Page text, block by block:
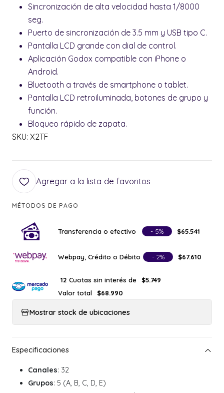
Sincronización de alta velocidad hasta 1/8000
seg.
Puerto de sincronización de 3.5 mm y USB tipo C.
Pantalla LCD grande con dial de control.
Aplicación Godox compatible con iPhone o
Android.
Bluetooth a través de smartphone o tablet.
Pantalla LCD retroiluminada, botones de grupo y
función.
Bloqueo rápido de zapata.
SKU: X2TF
Agregar a la lista de favoritos
MÉTODOS DE PAGO
Transferencia o efectivo - 5% $65.541
Webpay, Crédito o Débito - 2% $67.610
12 Cuotas sin interés de
$5.749
Valor total
$68.990
Mostrar stock de ubicaciones
Canales: 32
Grupos: 5 (A, B, C, D, E)